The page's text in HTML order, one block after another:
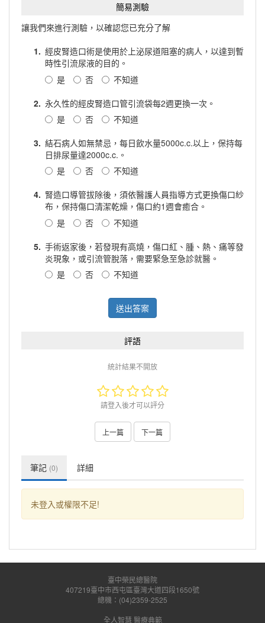
簡易測驗
讓我們來進行測驗，以確認您已充分了解
1. 經皮腎造口術是使用於上泌尿道阻塞的病人，以達到暫
時性引流尿液的目的。
是
否
不知道
2. 永久性的經皮腎造口管引流袋每2週更換一次。
是
否
不知道
3. 結石病人如無禁忌，每日飲水量5000c.c.以上，保持每
日排尿量達2000c.c.。
是
否
不知道
4. 腎造口導管拔除後，須依醫護人員指導方式更換傷口紗
布，保持傷口清潔乾燥，傷口約1週會癒合。
是
否
不知道
5. 手術返家後，若發現有高燒，傷口紅、腫、熱、痛等發
炎現象，或引流管脫落，需要緊急至急診就醫。
是
否 不知道
送出答案
評語
統計結果不開放
請登入後才可以評分
上一篇 下一篇
筆記 (0) 詳細
未登入或權限不足!
臺中榮民總醫院
407219臺中市西屯區臺灣大道四段1650號
總機：(04)2359-2525
全人智慧 醫療典範